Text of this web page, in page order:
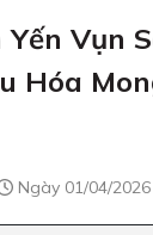
Vụn
Hóa
Ngày 01/04/2026